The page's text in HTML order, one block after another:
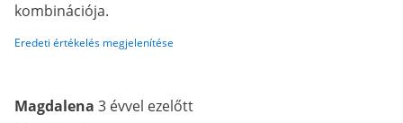
kombinációja.
Eredeti értékelés megjelenítése
Magdalena 3 évvel ezelőtt